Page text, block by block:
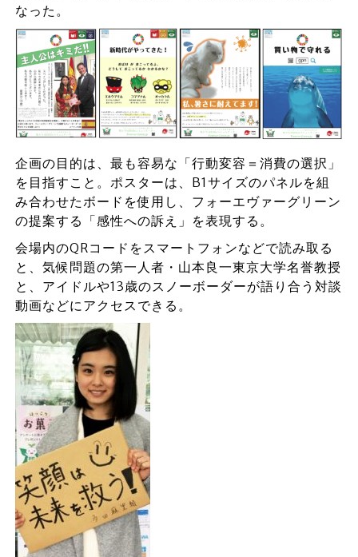
なった。
企画の目的は、最も容易な「行動変容＝消費の選択」
を目指すこと。ポスターは、B1サイズのパネルを組
み合わせたボードを使用し、フォーエヴァーグリーン
の提案する「感性への訴え」を表現する。
会場内のQRコードをスマートフォンなどで読み取る
と、気候問題の第一人者・山本良一東京大学名誉教授
と、アイドルや13歳のスノーボーダーが語り合う対談
動画などにアクセスできる。